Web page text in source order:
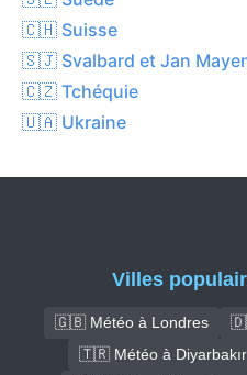
🇨🇭 Suisse
🇸🇯 Svalbard et Jan
🇨🇿 Tchéquie
🇺🇦 Ukraine
Villes
🇬🇧 Météo à Londres
🇹🇷 Météo à Diyarbakır